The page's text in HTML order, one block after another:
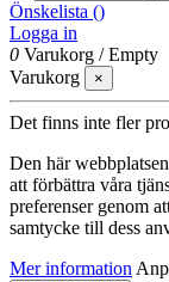
Önskelista ()
Logga in
0 Varukorg /Empty
Varukorg
×
Det finns inte fler
Den här
att förbättra våra
preferenser genom
samtycke till dess
Mer information